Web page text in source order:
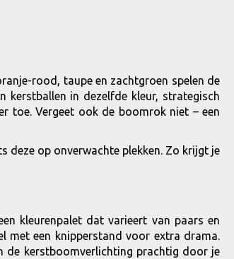
rood, taupe en zachtgroen spelen de
kerstballen in dezelfde kleur, strategisch
toe. Vergeet ook de boomrok niet – een
deze op onverwachte plekken. Zo krijgt je
kleurenpalet dat varieert van paars en
met een knipperstand voor extra drama.
de kerstboomverlichting prachtig door je